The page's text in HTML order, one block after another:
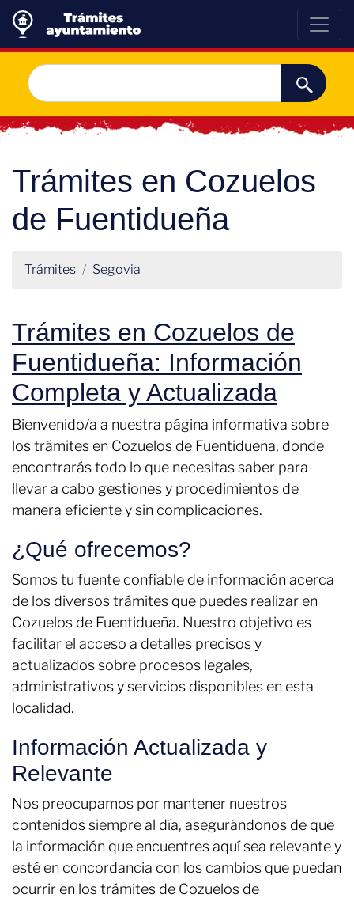
Trámites en Cozuelos
de Fuentidueña
Trámites Segovia
Trámites en Cozuelos de
Fuentidueña: Información
Completa y Actualizada
Bienvenido/a a nuestra página informativa sobre
los trámites en Cozuelos de Fuentidueña, donde
encontrarás todo lo que necesitas saber para
llevar a cabo gestiones y procedimientos de
manera eficiente y sin complicaciones.
¿Qué ofrecemos?
Somos tu fuente confiable de información acerca
de los diversos trámites que puedes realizar en
Cozuelos de Fuentidueña. Nuestro objetivo es
facilitar el acceso a detalles precisos y
actualizados sobre procesos legales,
administrativos y servicios disponibles en esta
localidad.
Información Actualizada y
Relevante
Nos preocupamos por mantener nuestros
contenidos siempre al día, asegurándonos de que
la información que encuentres aquí sea relevante y
esté en concordancia con los cambios que puedan
ocurrir en los trámites de Cozuelos de